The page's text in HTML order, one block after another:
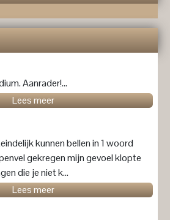
Aanrader!...
Lees meer
kunnen bellen in 1 woord
gekregen mijn gevoel klopte
die je niet k...
Lees meer